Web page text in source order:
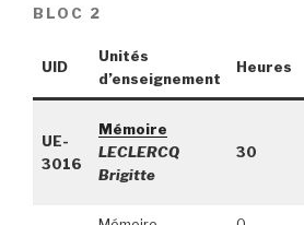
BLOC 2
UID
Unités
d’enseignement
Heures
UE-
3016
Mémoire
LECLERCQ
Brigitte
30